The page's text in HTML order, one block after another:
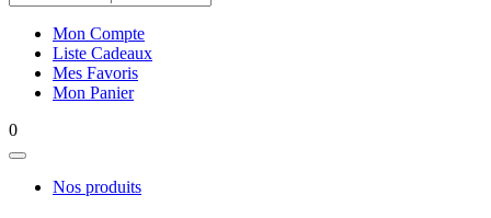
Mon Compte
Liste Cadeaux
Mes Favoris
Mon Panier
0
Nos produits